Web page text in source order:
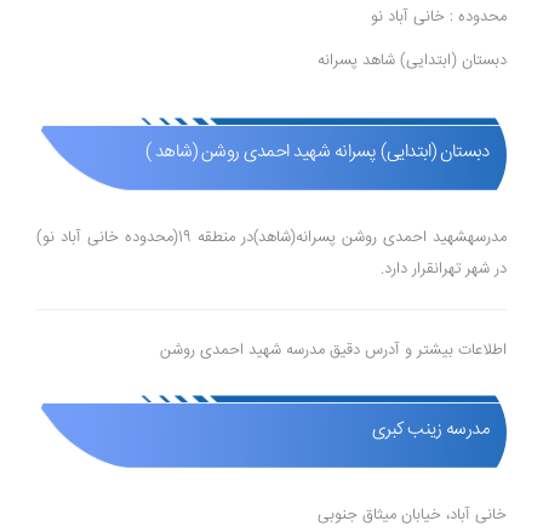
محدوده : خانی آباد نو
دبستان (ابتدایی) شاهد پسرانه
دبستان (ابتدایی) پسرانه شهید احمدی روشن (شاهد )
مدرسهشهید احمدی روشن پسرانه(شاهد)در منطقه 19(محدوده خانی آباد نو)
در شهر تهرانقرار دارد.
اطلاعات بیشتر و آدرس دقیق مدرسه شهید احمدی روشن
مدرسه زینب کبری
خانی آباد، خیابان میثاق جنوبی